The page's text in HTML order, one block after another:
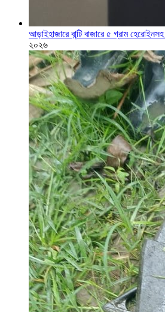
আড়াইহাজারে বান্টি বাজারে ৫ গ্রাম
২০২৬